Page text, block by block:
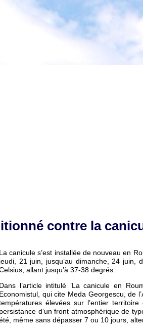
contre la
La canicule s’est installée de nouveau en
jeudi, 21 juin, jusqu’au dimanche, 24
allant jusqu’à 37-38 degrés.
Dans l’article intitulé ’La canicule en
Economistul, qui cite Meda Georgescu, de
élevées sur l’entier
persistance d’un front atmosphérique de
même sans dépasser 7 ou 10 jours,